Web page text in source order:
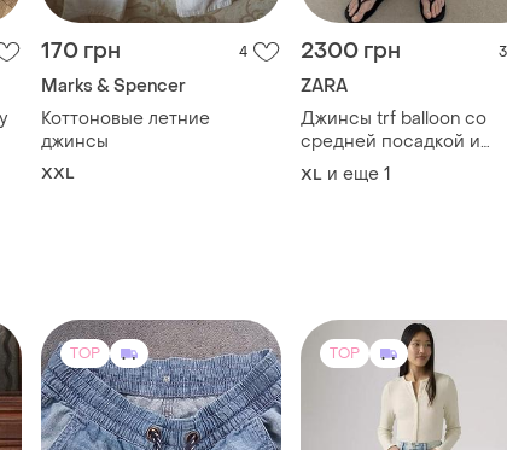
TOP
250 грн 1
Джинсовые шорты
Другой
TOP
2250 грн
Levi's
Класнючі жіночі
levi’s розмір 26×31